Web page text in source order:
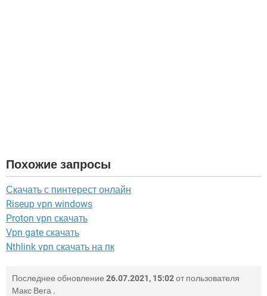
Похожие запросы
Скачать с пинтерест онлайн
Riseup vpn windows
Proton vpn скачать
Vpn gate скачать
Nthlink vpn скачать на пк
Последнее обновление 26.07.2021, 15:02от пользователя
Макс Вега .